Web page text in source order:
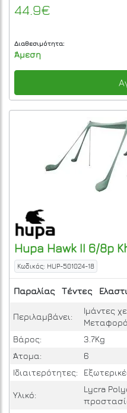
44.9€
Διαθεσιμότητα:
Άμεση
Hupa Hawk II 6/8p
Κωδικός: HUP-501024-18
Παραλίας Τέντες
Περιλαμβάνει:
Ιμάντες
Βάρος:
3.7Kg
Άτομα:
6
Ιδιαιτερότητες:
Υλικό:
Lycra